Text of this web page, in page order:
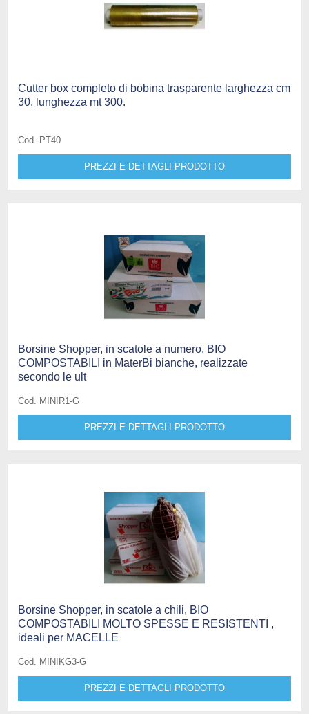
Cutter box completo di bobina trasparente larghezza cm
30, lunghezza mt 300.
Cod. PT40
PREZZI E DETTAGLI PRODOTTO
Borsine Shopper, in scatole a numero, BIO
COMPOSTABILI in MaterBi bianche, realizzate
secondo le ult
Cod. MINIR1-G
PREZZI E DETTAGLI PRODOTTO
Borsine Shopper, in scatole a chili, BIO
COMPOSTABILI MOLTO SPESSE E RESISTENTI ,
ideali per MACELLE
Cod. MINIKG3-G
PREZZI E DETTAGLI PRODOTTO